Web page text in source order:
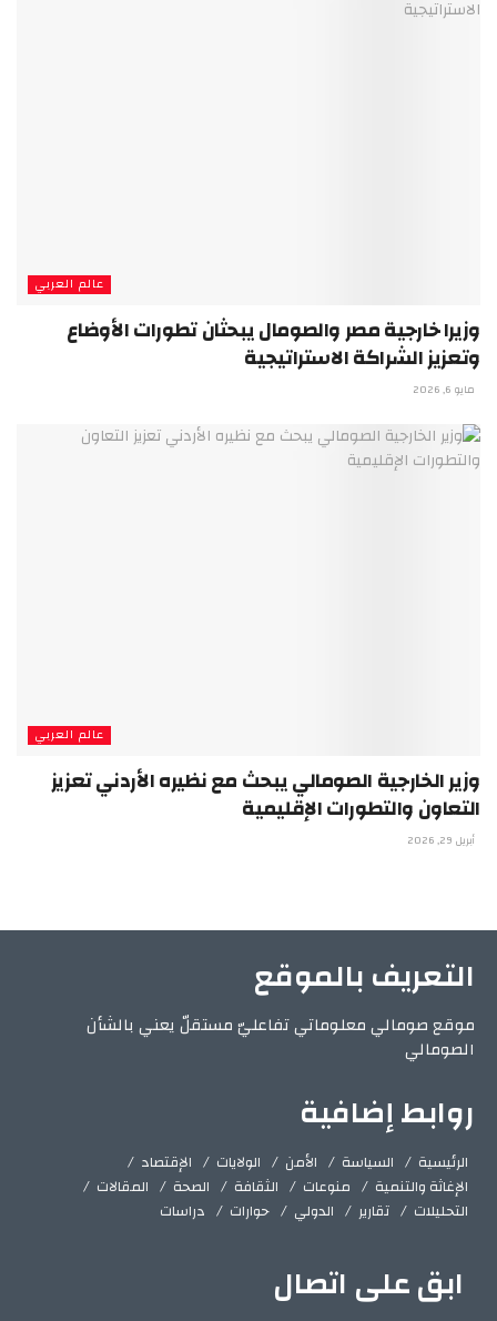
عالم العربي
وزيرا خارجية مصر والصومال يبحثان تطورات الأوضاع
وتعزيز الشراكة الاستراتيجية
مايو 6, 2026
عالم العربي
وزير الخارجية الصومالي يبحث مع نظيره الأردني تعزيز
التعاون والتطورات الإقليمية
أبريل 29, 2026
التعريف بالموقع
موقع صومالي معلوماتي تفاعليّ مستقلّ يعني بالشأن
الصومالي
روابط إضافية
الرئيسية السياسة الأمن الولايات
الإقتصاد
الإغاثة والتنمية
منوعات الثقافة الصحة
المقالات
التحليلات
تقارير الدولي حوارات دراسات
ابق على اتصال